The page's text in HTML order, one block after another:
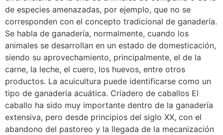
de especies amenazadas, por ejemplo, que no se
corresponden con el concepto tradicional de ganadería.
Se habla de ganadería, normalmente, cuando los
animales se desarrollan en un estado de domesticación,
siendo su aprovechamiento, principalmente, el de la
carne, la leche, el cuero, los huevos, entre otros
productos. La acuicultura puede identificarse como un
tipo de ganadería acuática. Criadero de caballos El
caballo ha sido muy importante dentro de la ganadería
extensiva, pero desde principios del siglo XX, con el
abandono del pastoreo y la llegada de la mecanización